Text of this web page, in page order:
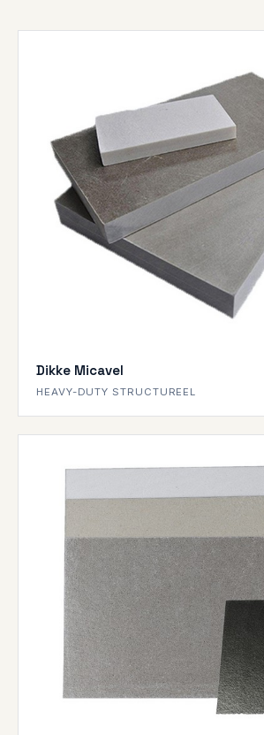
Dikke Micavel
HEAVY-DUTY STRUCTUREEL